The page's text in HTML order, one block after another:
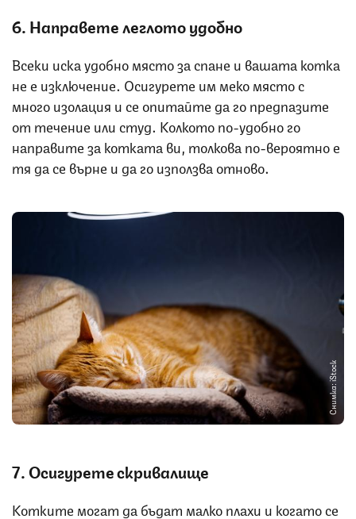
6. Направете леглото удобно
Всеки иска удобно място за спане и вашата котка
не е изключение. Осигурете им меко място с
много изолация и се опитайте да го предпазите
от течение или студ. Колкото по-удобно го
направите за котката ви, толкова по-вероятно е
тя да се върне и да го използва отново.
Снимка: iStock
7. Осигурете скривалище
Котките могат да бъдат малко плахи и когато се